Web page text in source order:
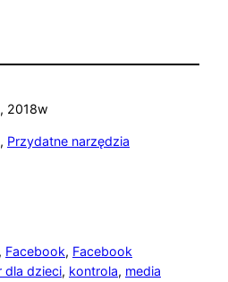
2018w
, Przydatne narzędzia
, Facebook, Facebook
dla dzieci, kontrola, media